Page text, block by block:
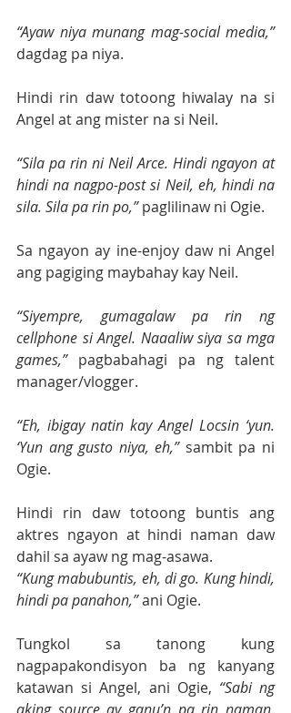
“Ayaw niya munang mag-social media,”
dagdag pa niya.
Hindi rin daw totoong hiwalay na si
Angel at ang mister na si Neil.
“Sila pa rin ni Neil Arce. Hindi ngayon at
hindi na nagpo-post si Neil, eh, hindi na
sila. Sila pa rin po,” paglilinaw ni Ogie.
Sa ngayon ay ine-enjoy daw ni Angel
ang pagiging maybahay kay Neil.
“Siyempre, gumagalaw pa rin ng
cellphone si Angel. Naaaliw siya sa mga
games,” pagbabahagi pa ng talent
manager/vlogger.
“Eh, ibigay natin kay Angel Locsin ‘yun.
‘Yun ang gusto niya, eh,” sambit pa ni
Ogie.
Hindi rin daw totoong buntis ang
aktres ngayon at hindi naman daw
dahil sa ayaw ng mag-asawa.
“Kung mabubuntis, eh, di go. Kung hindi,
hindi pa panahon,” ani Ogie.
Tungkol sa tanong kung
nagpapakondisyon ba ng kanyang
katawan si Angel, ani Ogie, “Sabi ng